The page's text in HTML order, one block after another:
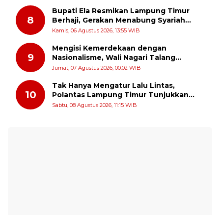
8
Bupati Ela Resmikan Lampung Timur
Berhaji, Gerakan Menabung Syariah
untuk Wujudkan Impian ke Tanah Suci
Kamis, 06 Agustus 2026, 13:55 WIB
9
Mengisi Kemerdekaan dengan
Nasionalisme, Wali Nagari Talang
Serukan Pengibaran Bendera Merah
Jumat, 07 Agustus 2026, 00:02 WIB
10
Tak Hanya Mengatur Lalu Lintas,
Polantas Lampung Timur Tunjukkan
Kepedulian Sosial
Sabtu, 08 Agustus 2026, 11:15 WIB